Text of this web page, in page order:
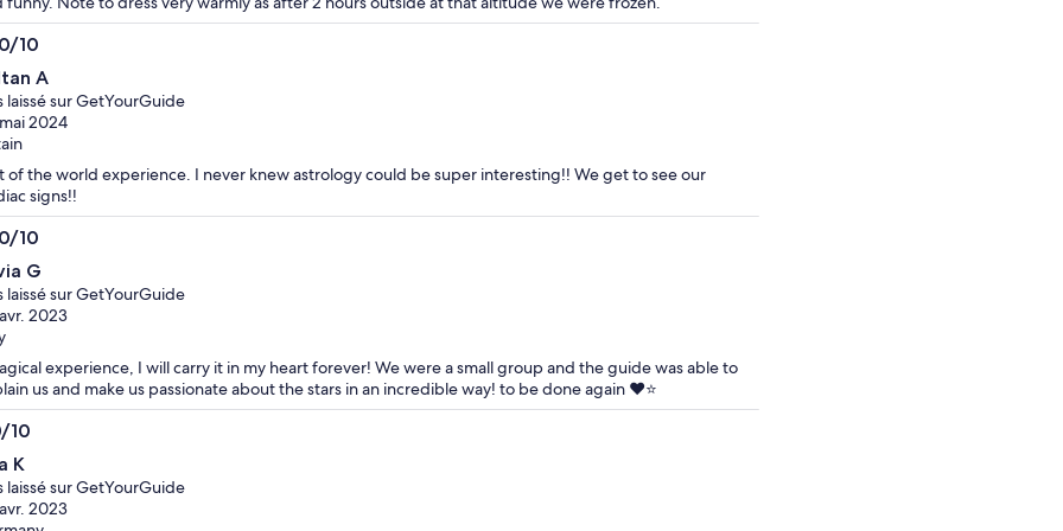
10
A
laissé sur GetYourGuide
2024
of the world experience. I never knew astrology could be super interesting!! We get to see our
signs!!
10
G
laissé sur GetYourGuide
2023
experience, I will carry it in my heart forever! We were a small group and the guide was able to
us and make us passionate about the stars in an incredible way! to be done again ❤️⭐️
10
K
laissé sur GetYourGuide
2023